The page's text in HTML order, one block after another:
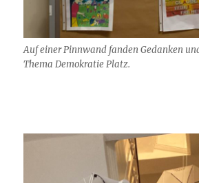
Auf einer Pinnwand fanden Gedanken
Thema Demokratie Platz.